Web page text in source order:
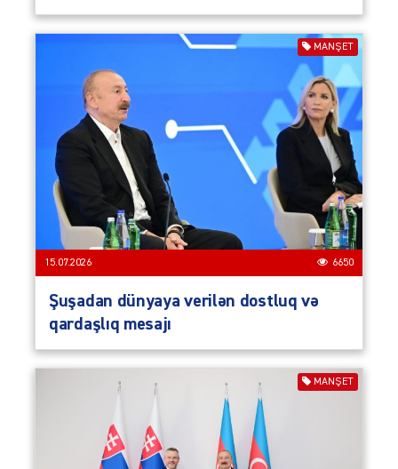
MANŞET
15.07.2026 6650
Şuşadan dünyaya verilən dostluq və
qardaşlıq mesajı
MANŞET